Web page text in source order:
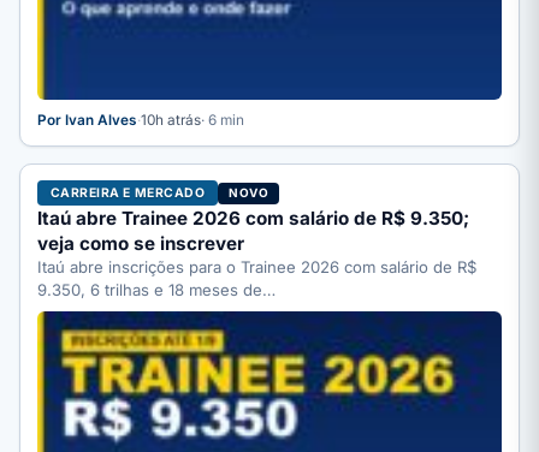
Por Ivan Alves·10h atrás· 6 min
CARREIRA E MERCADO NOVO
Itaú abre Trainee 2026 com salário de R$ 9.350;
veja como se inscrever
Itaú abre inscrições para o Trainee 2026 com salário de R$
9.350, 6 trilhas e 18 meses de…